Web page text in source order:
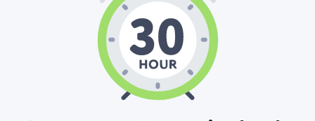
30 00
MINUTOS 00